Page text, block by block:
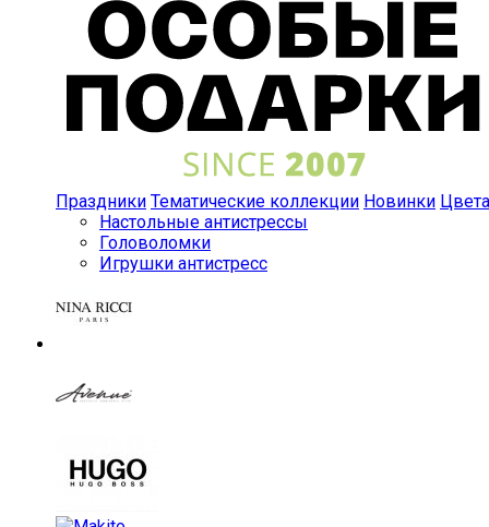
Праздники Тематические коллекции Новинки Цвета
Настольные антистрессы
Головоломки
Игрушки антистресс